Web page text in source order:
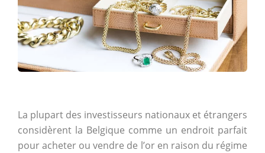
La plupart des investisseurs nationaux et étrangers
considèrent la Belgique comme un endroit parfait
pour acheter ou vendre de l’or en raison du régime